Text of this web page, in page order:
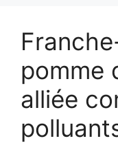
pomme
alliée